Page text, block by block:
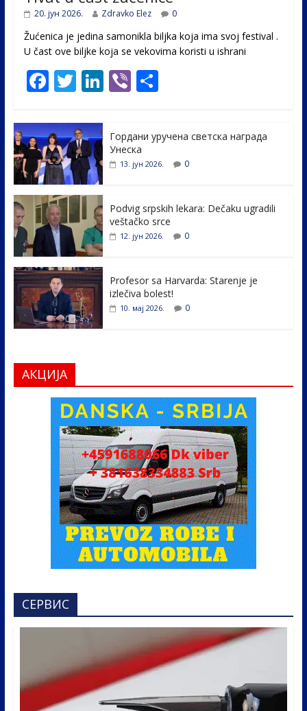
20. јун 2026. Zdravko Elez 0
Žućenica je jedina samonikla biljka koja ima svoj festival .
U čast ovе biljke koja se vekovima koristi u ishrani
F
e
b
o
o
k
T
itt
er
Li
e
dI
Vi S
e
Гордани уручена светска награда
Унеска
13. јун 2026. 0
Podvig srpskih lekara: Dečaku ugradili
veštačko srce
12. јун 2026. 0
Profesor sa Harvarda: Starenje je
izlečiva bolest!
10. мај 2026. 0
АКЦИЈА
СЕРВИС